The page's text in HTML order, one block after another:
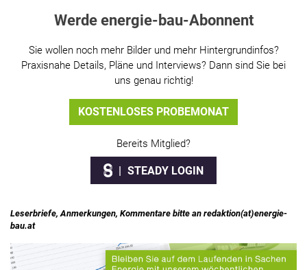
Werde energie-bau-Abonnent
Sie wollen noch mehr Bilder und mehr Hintergrundinfos?
Praxisnahe Details, Pläne und Interviews? Dann sind Sie bei
uns genau richtig!
KOSTENLOSES PROBEMONAT
Bereits Mitglied?
STEADY LOGIN
Leserbriefe, Anmerkungen, Kommentare bitte an redaktion(at)energie-
bau.at